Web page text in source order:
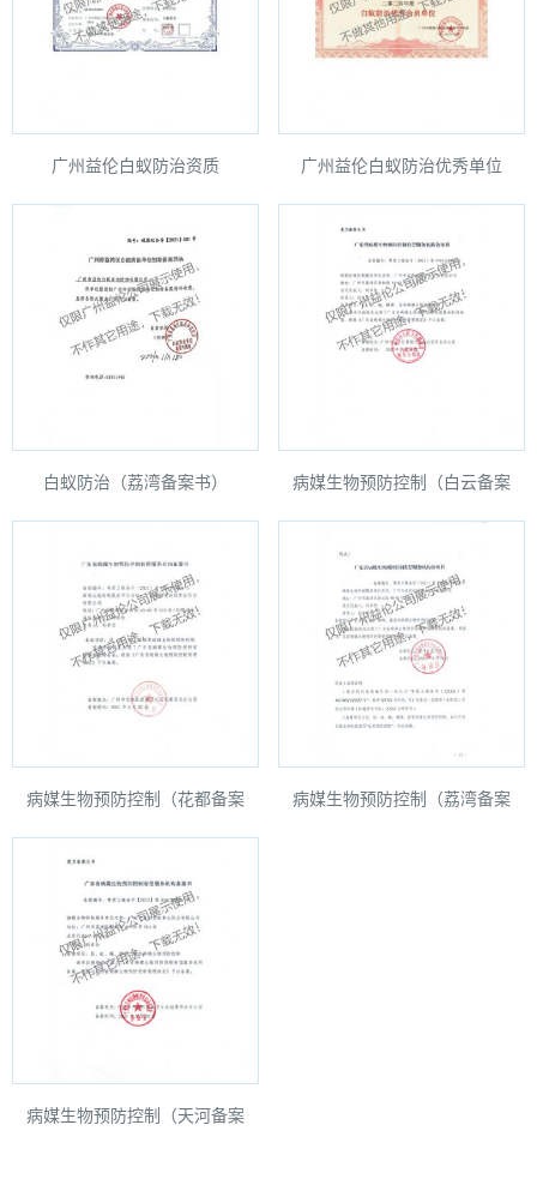
广州益伦白蚁防治资质 广州益伦白蚁防治优秀单位
白蚁防治（荔湾备案书） 病媒生物预防控制（白云备案
病媒生物预防控制（花都备案 病媒生物预防控制（荔湾备案
病媒生物预防控制（天河备案